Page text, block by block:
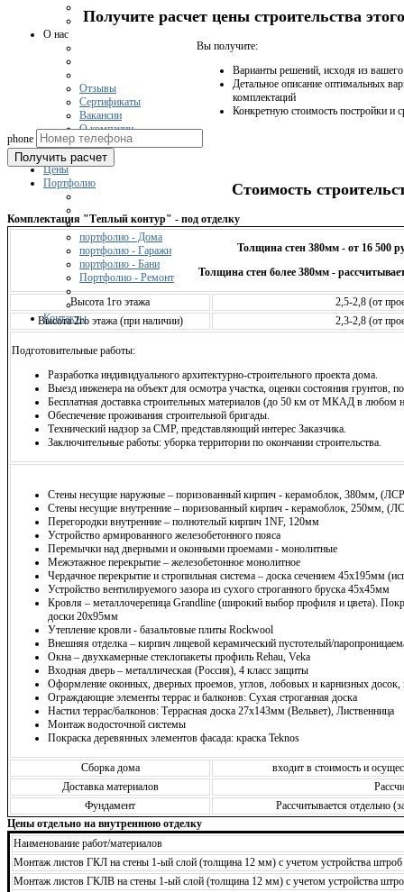
О нас
Отзывы
Сертификаты
Вакансии
О компании
Цены
Портфолио
портфолио - Дома
портфолио - Гаражи
портфолио - Бани
Портфолио - Ремонт
Контакты
Получите расчет цены строительства
Вы получите:
Варианты решений, исходя из
Детальное описание оптимальных
комплектаций
Конкретную стоимость постройки и
phone
Получить расчет
Стоимость
Комплектация "Теплый контур" - под отделку
Толщина стен 380мм - от 16 500
Толщина стен более 380мм -
Высота 1го этажа
2,5-2,8 (от
Высота 2го этажа (при наличии)
2,3-2,8 (от
Подготовительные работы:
Разработка индивидуального архитектурно-строительного проекта дома.
Выезд инженера на объект для осмотра участка, оценки состояния грунтов,
Бесплатная доставка строительных материалов (до 50 км от МКАД в любом
Обеспечение проживания строительной бригады.
Технический надзор за СМР, представляющий интерес Заказчика.
Заключительные работы: уборка территории по окончании строительства.
Стены несущие наружные – поризованный кирпич - керамоблок, 380мм,
Стены несущие внутренние – поризованный кирпич - керамоблок, 250мм,
Перегородки внутренние – полнотелый кирпич 1NF, 120мм
Устройство армированного железобетонного пояса
Перемычки над дверными и оконными проемами - монолитные
Межэтажное перекрытие – железобетонное монолитное
Чердачное перекрытие и стропильная система – доска сечением 45х195мм
Устройство вентилируемого зазора из сухого строганного бруска 45х45мм
Кровля – металлочерепица Grandline (широкий выбор профиля и цвета).
доски 20х95мм
Утепление кровли - базальтовые плиты Rockwool
Внешняя отделка – кирпич лицевой керамический пустотелый/
Окна – двухкамерные стеклопакеты профиль Rehau, Veka
Входная дверь – металлическая (Россия), 4 класс защиты
Оформление оконных, дверных проемов, углов, лобовых и карнизных досок,
Ограждающие элементы террас и балконов: Сухая строганная доска
Настил террас/балконов: Террасная доска 27х143мм (Вельвет), Лиственница
Монтаж водосточной системы
Покраска деревянных элементов фасада: краска Teknos
Сборка дома
входит в стоимость и
Доставка материалов
Фундамент
Рассчитывается отдельно
Цены отдельно на внутреннюю отделку
Наименование работ/материалов
Монтаж листов ГКЛ на стены 1-ый слой (толщина 12 мм) с учетом устройства штроб
Монтаж листов ГКЛВ на стены 1-ый слой (толщина 12 мм) с учетом устройства